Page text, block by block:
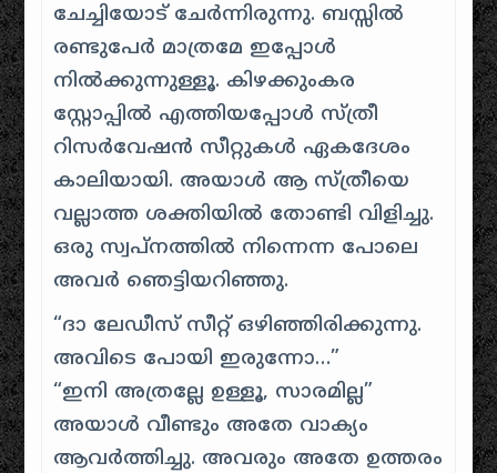
ചേച്ചിയോട് ചേര്‍ന്നിരുന്നു. ബസ്സില്‍
രണ്ടുപേര്‍ മാത്രമേ ഇപ്പോള്‍
നില്‍ക്കുന്നുള്ളൂ. കിഴക്കുംകര
സ്റ്റോപ്പില്‍ എത്തിയപ്പോള്‍ സ്ത്രീ
റിസര്‍‌വേഷന്‍ സീറ്റുകള്‍ ഏകദേശം
കാലിയായി. അയാള്‍ ആ സ്ത്രീയെ
വല്ലാത്ത ശക്തിയില്‍ തോണ്ടി വിളിച്ചു.
ഒരു സ്വപ്നത്തില്‍ നിന്നെന്ന പോലെ
അവര്‍ ഞെട്ടിയറിഞ്ഞു.
“ദാ ലേഡീസ് സീറ്റ് ഒഴിഞ്ഞിരിക്കുന്നു.
അവിടെ പോയി ഇരുന്നോ…”
“ഇനി അത്രല്ലേ ഉള്ളൂ, സാരമില്ല”
അയാള്‍ വീണ്ടും അതേ വാക്യം
ആവര്‍ത്തിച്ചു. അവരും അതേ ഉത്തരം